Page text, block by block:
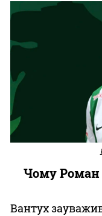
Чому Роман
Вантух